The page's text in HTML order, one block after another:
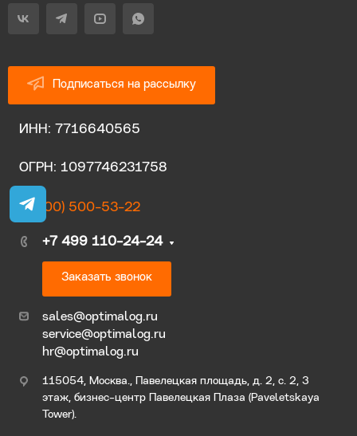
Подписаться на рассылку
ИНН: 7716640565
ОГРН: 1097746231758
8 (800) 500-53-22
+7 499 110-24-24
Заказать звонок
sales@optimalog.ru
service@optimalog.ru
hr@optimalog.ru
115054, Москва., Павелецкая площадь, д. 2, с. 2, 3
этаж, бизнес-центр Павелецкая Плаза (Paveletskaya
Tower).